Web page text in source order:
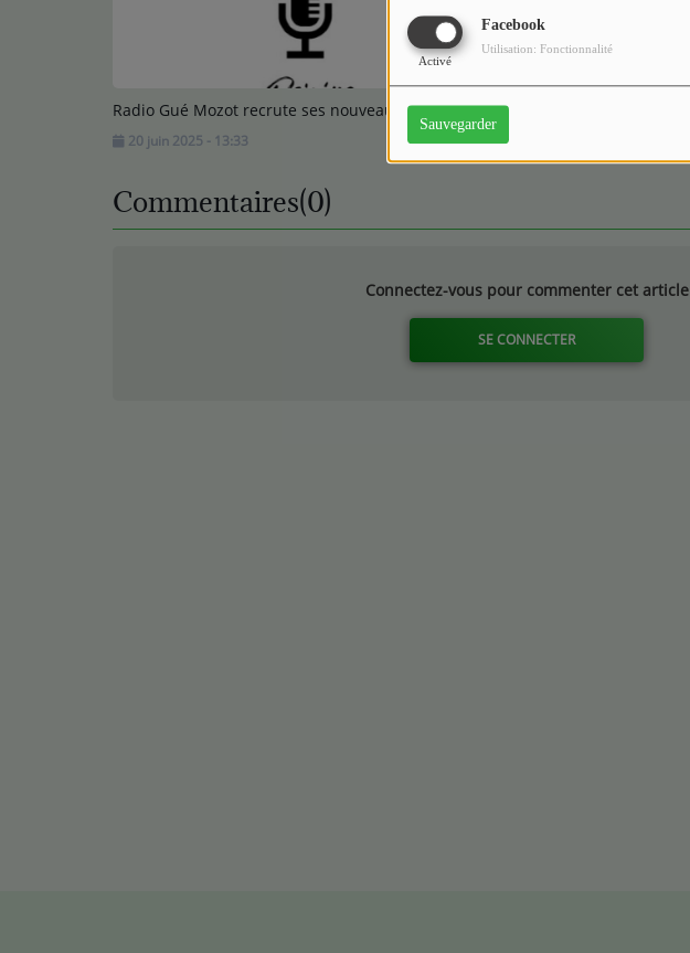
Facebook
Activé
Utilisation: Fonctionnalité
Sauvegarder
Radio Gué Mozot recrute ses nouveaux bénévoles !
20 juin 2025 - 13:33
Commentaires(0)
Connectez-vous pour commenter cet article
SE CONNECTER